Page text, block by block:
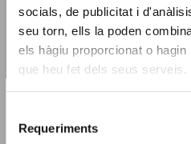
☕
socials, de publicitat i
seu torn, ells la poden
els hàgiu proporcionat o
que heu fet dels seus serveis.
Requeriments
fotografiar la guerra dels
a Palestina, Moçambic o
(directora i productora de
comComandante Arian, que
convivència amb les
Síria).